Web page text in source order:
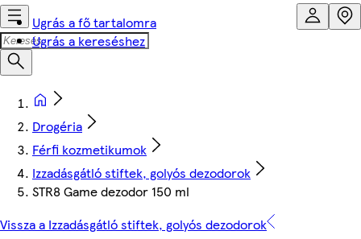
Ugrás a fő tartalomra
Ugrás a kereséshez
Drogéria
Férfi kozmetikumok
Izzadásgátló stiftek, golyós dezodorok
STR8 Game dezodor 150 ml
Vissza a Izzadásgátló stiftek, golyós dezodorok